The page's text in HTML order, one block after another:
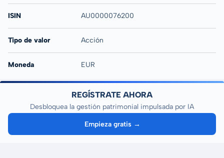
ISIN AU0000076200
Tipo de valor Acción
Moneda EUR
REGÍSTRATE AHORA
Desbloquea la gestión patrimonial impulsada por IA
Empieza gratis →